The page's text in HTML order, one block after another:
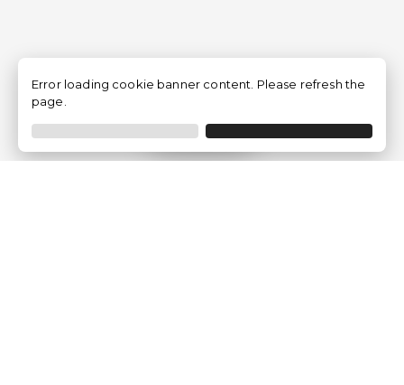
Filtrar
Error loading cookie banner content. Please refresh the
page.